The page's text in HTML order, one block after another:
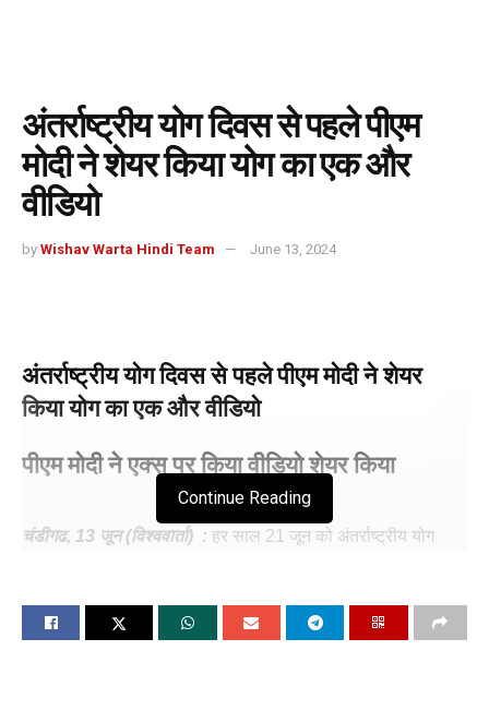
अंतर्राष्ट्रीय योग दिवस से पहले पीएम
मोदी ने शेयर किया योग का एक और
वीडियो
by Wishav Warta Hindi Team June 13, 2024
अंतर्राष्ट्रीय योग दिवस से पहले पीएम मोदी ने शेयर
किया योग का एक और वीडियो
पीएम मोदी ने एक्स परकियावीडियो शेयर किया
चंडीगढ, 13 जून (विश्ववार्ता) : हर साल 21 जून को अंतर्राष्ट्रीय योग
नरेंद्र मोदी ने गुरुवार को एक बार फिर योग को अपने जीवन में शामिल करने
Continue Reading